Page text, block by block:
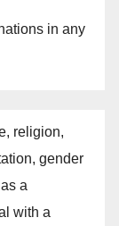
in any
religion,
gender
a
with a